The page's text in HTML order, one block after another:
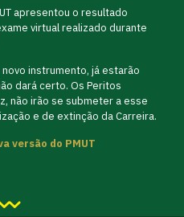
apresentou o resultado
virtual realizado durante
instrumento, já estarão
dará certo. Os Peritos
não irão se submeter a esse
e de extinção da Carreira.
versão do PMUT